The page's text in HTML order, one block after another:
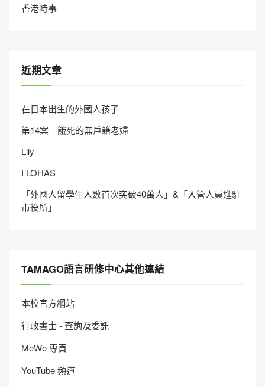
香港時事
近期文章
在日本出生的外國人孩子
第14案｜餓死的無戶籍老婦
Lily
I LOHAS
「外國人留學生人數首次突破40萬人」&「入管人員進駐
市役所」
TAMAGO語言研修中心其他連結
本校官方網站
行政書士 - 查詢及委託
MeWe 專頁
YouTube 頻道